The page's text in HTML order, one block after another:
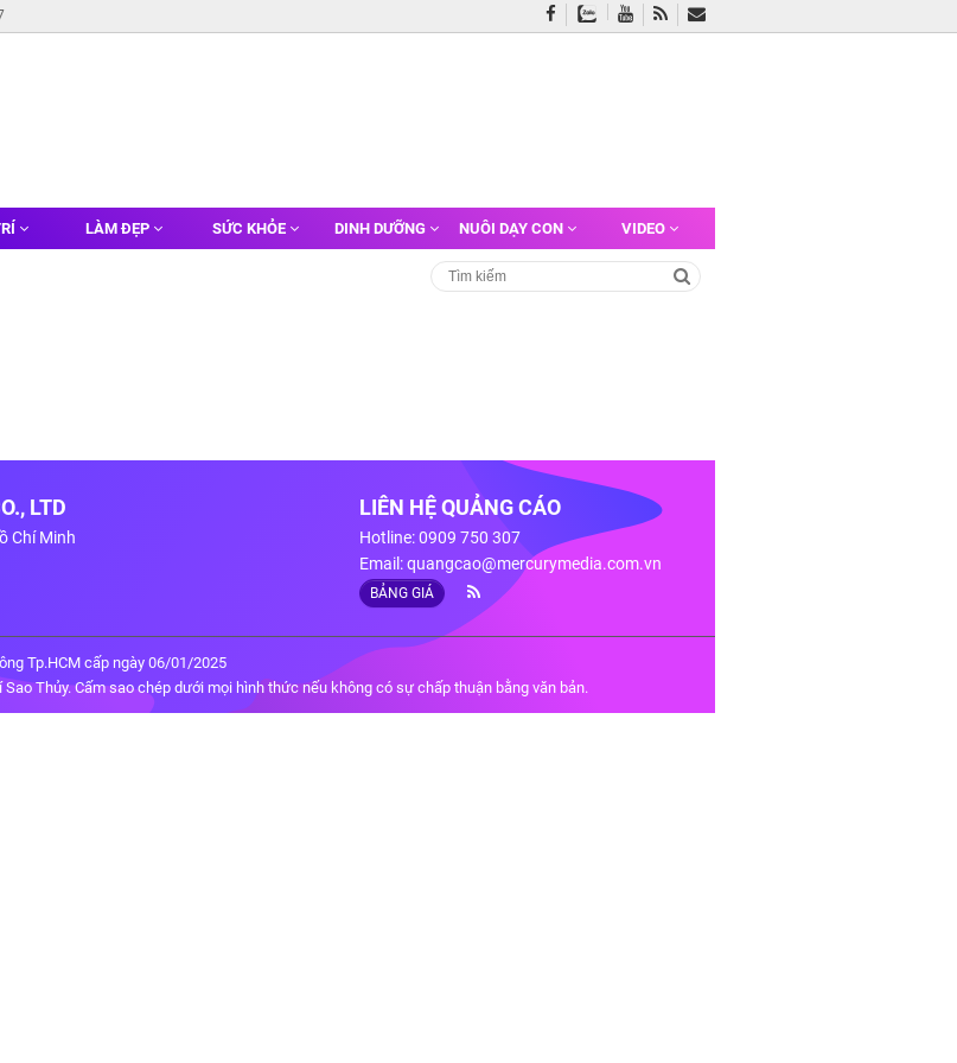
LÀM ĐẸP SỨC KHỎE DINH DƯỠNG NUÔI DẠY CON VIDEO
LTD
Chí Minh
LIÊN HỆ QUẢNG CÁO
Hotline: 0909 750 307
Email:quangcao@mercurymedia.com.vn
BẢNG GIÁ
Tp.HCM cấp ngày 06/01/2025
Thủy. Cấm sao chép dưới mọi hình thức nếu không có sự chấp thuận bằng văn bản.